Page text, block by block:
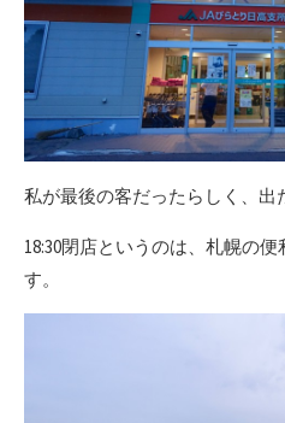
私が最後の客だったらしく、出
18:30閉店というのは、札幌の
す。